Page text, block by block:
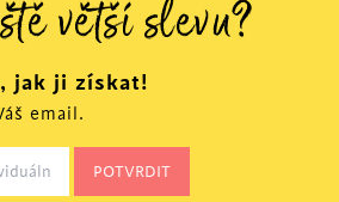
větší slevu?
jak ji získat!
email.